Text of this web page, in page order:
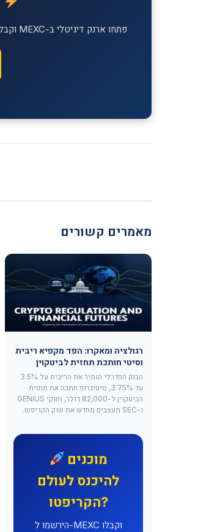
פתחו ארנק דיגיטלי ב-MEXC וקבלו בונוס הצטרפות על ההפקדה הראשונה. מעל 1,700 מטבעות דיגיטליים למסחר!
מאמרים קשורים
רגולציה ומאקרו: הפד מקפיא ריבית
וסיטי חותכת תחזית לביטקוין
הבנק הפדרלי הותיר את הריבית על 3.5%
עד 3.75%, סיטיגרופ חתכה את תחזית
הביטקוין ל-82,000 דולר, וחוקי GENIUS
ו-SEC מעצבים מחדש את שוק הקריפטו.
להיכנס לעולם
הקריפטו?
הירשמו ל-MEXC וקבלו